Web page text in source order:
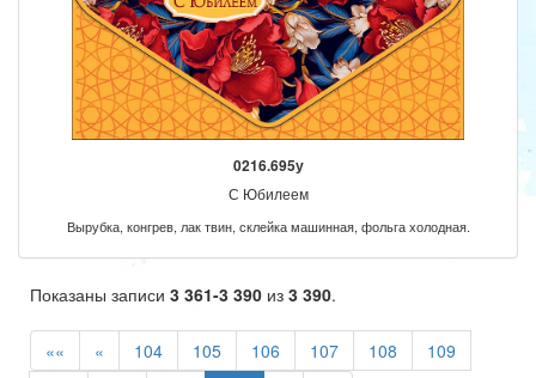
0216.695у
С Юбилеем
Вырубка, конгрев, лак твин, склейка машинная, фольга холодная.
Показаны записи 3 361-3 390 из 3 390.
«« « 104 105 106 107 108
109